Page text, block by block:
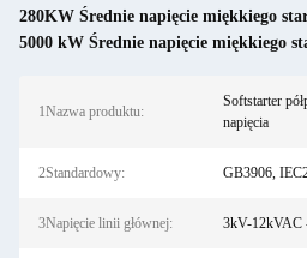
280KW Średnie napięcie miękkiego
5000 kW Średnie napięcie miękkiego
1Nazwa produktu:
Softstarter
napięcia
2Standardowy: GB3906,
3Napięcie linii głównej: 3kV-12kVAC